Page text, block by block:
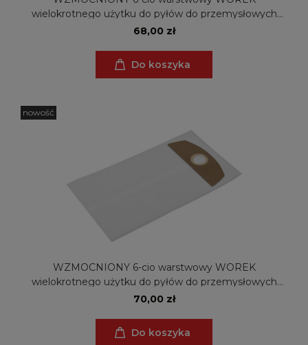
wielokrotnego użytku do pyłów do przemysłowych
68,00 zł
Do koszyka
WZMOCNIONY 6-cio warstwowy WOREK
wielokrotnego użytku do pyłów do przemysłowych
odkurzaczy Metabo AS 18 PC Compact, AS 18 HEPA
70,00 zł
Do koszyka
nowość